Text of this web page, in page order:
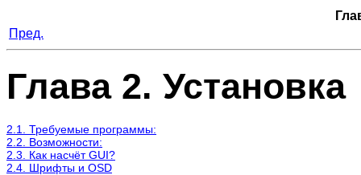
Пред.
Глава 2. Установка
2.1. Требуемые программы:
2.2. Возможности:
2.3. Как насчёт GUI?
2.4. Шрифты и OSD